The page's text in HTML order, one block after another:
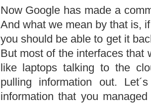
Now Google has made a
And what we mean by that is,
you should be able to get it
But most of the interfaces that
like laptops talking to the
pulling information out.
information that you